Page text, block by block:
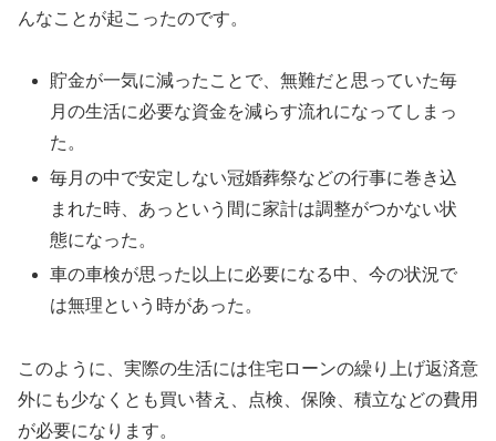
んなことが起こったのです。
貯金が一気に減ったことで、無難だと思っていた毎
月の生活に必要な資金を減らす流れになってしまっ
た。
毎月の中で安定しない冠婚葬祭などの行事に巻き込
まれた時、あっという間に家計は調整がつかない状
態になった。
車の車検が思った以上に必要になる中、今の状況で
は無理という時があった。
このように、実際の生活には住宅ローンの繰り上げ返済意
外にも少なくとも買い替え、点検、保険、積立などの費用
が必要になります。